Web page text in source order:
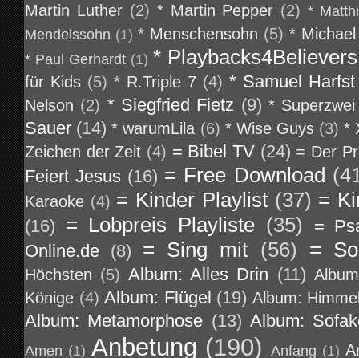
Martin Luther (2) * Martin Pepper (2) *
Mendelssohn (1) * Menschensohn (5) *
* Paul Gerhardt (1) * Playbacks4Believers
für Kids (5) * R.Triple 7 (4) * Samuel Harfst
Nelson (2) * Siegfried Fietz (9) * Superzwei
Sauer (14) * warumLila (6) * Wise Guys (3) *
Zeichen der Zeit (4) = Bibel TV (24) = Der
Feiert Jesus (16) = Free Download
Karaoke (4) = Kinder Playlist (37) =
(16) = Lobpreis Playliste (35)
=
Online.de (8) = Sing mit (56) =
Höchsten (5) Album: Alles Drin (11)
Könige (4) Album: Flügel (19) Album:
Album: Metamorphose (13) Album:
Amen (1) Anbetung (190) Anfang (1)